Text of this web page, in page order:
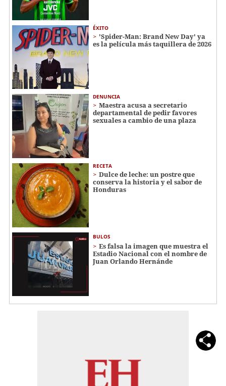
ÉXITO
'Spider-Man: Brand New Day' ya
es la película más taquillera de 2026
DENUNCIA
Maestra acusa a secretario
departamental de pedir favores
sexuales a cambio de una plaza
RECETA
Dulce de leche: un postre que
conserva la historia y el sabor de
Honduras
BULOS
Es falsa la imagen que muestra el
Estadio Nacional con el nombre de
Juan Orlando Hernánde